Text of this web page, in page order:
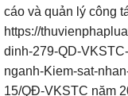
cáo và quản lý công
https://
dinh-279-QD-
nganh-Kiem-sat-
15/QĐ-VKSTC năm